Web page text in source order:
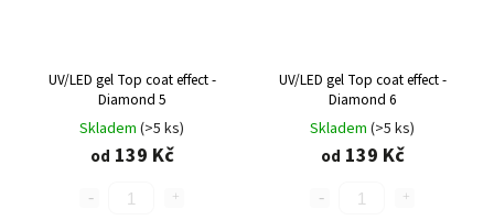
UV/LED gel Top coat effect -
Diamond 5
Skladem (>5 ks)
od 139 Kč
UV/LED gel Top coat effect -
Diamond 6
Skladem (>5 ks)
od 139 Kč